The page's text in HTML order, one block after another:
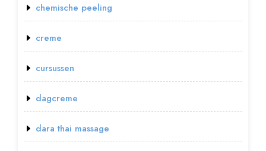
chemische peeling
creme
cursussen
dagcreme
dara thai massage